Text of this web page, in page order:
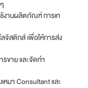
งานผลิตภัณฑ์ การเท
จิสติกส์ เพื่อให้การส่ง
รขาย และจัดทำ
มา Consultant และ